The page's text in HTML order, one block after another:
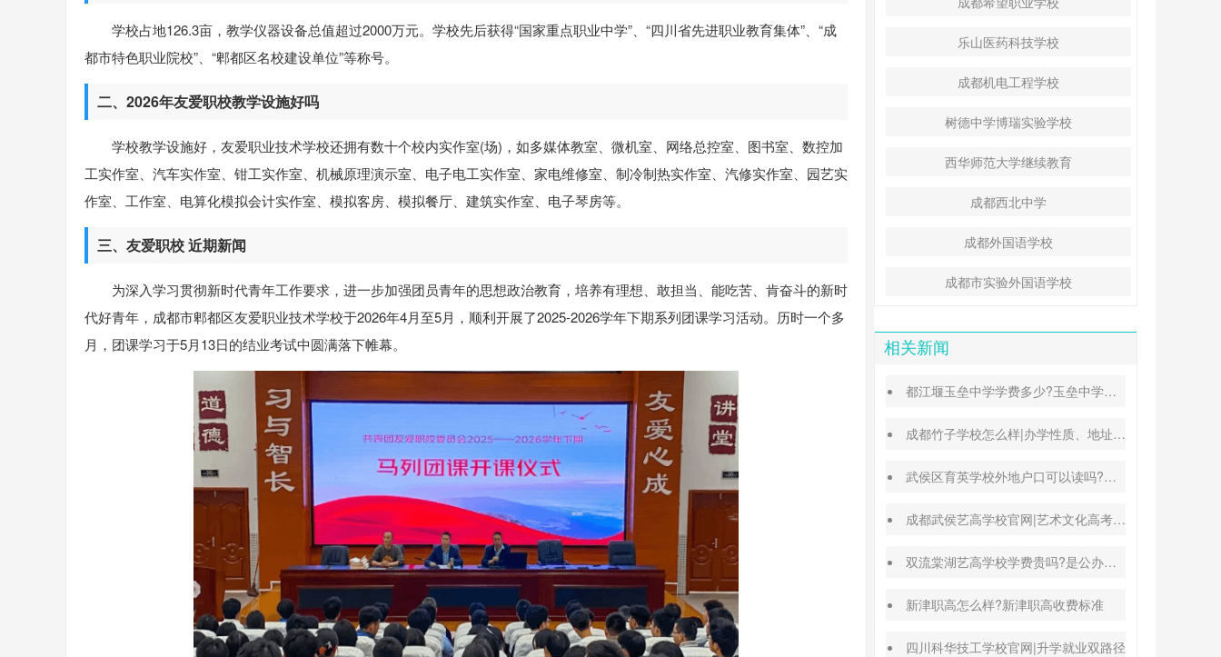
学校占地126.3亩，教学仪器设备总值超过2000万元。学校先后获得“国家重点职业中学”、“四川省先进职业教育集体”、“成
都市特色职业院校”、“郫都区名校建设单位”等称号。
二、2026年友爱职校教学设施好吗
学校教学设施好，友爱职业技术学校还拥有数十个校内实作室(场)，如多媒体教室、微机室、网络总控室、图书室、数控加
工实作室、汽车实作室、钳工实作室、机械原理演示室、电子电工实作室、家电维修室、制冷制热实作室、汽修实作室、园艺实
作室、工作室、电算化模拟会计实作室、模拟客房、模拟餐厅、建筑实作室、电子琴房等。
三、友爱职校 近期新闻
为深入学习贯彻新时代青年工作要求，进一步加强团员青年的思想政治教育，培养有理想、敢担当、能吃苦、肯奋斗的新时
代好青年，成都市郫都区友爱职业技术学校于2026年4月至5月，顺利开展了2025-2026学年下期系列团课学习活动。历时一个多
月，团课学习于5月13日的结业考试中圆满落下帷幕。
乐山医药科技学校
成都机电工程学校
树德中学博瑞实验学校
西华师范大学继续教育
成都西北中学
成都外国语学校
成都市实验外国语学校
相关新闻
都江堰玉垒中学学费多少?玉垒中学录取分数线
成都竹子学校怎么样|办学性质、地址、学费汇总
武侯区育英学校外地户口可以读吗?转学插班条件
成都武侯艺高学校官网|艺术文化高考班能高考吗
双流棠湖艺高学校学费贵吗?是公办还是民办
新津职高怎么样?新津职高收费标准
四川科华技工学校官网|升学就业双路径